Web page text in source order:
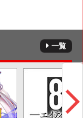
一覧